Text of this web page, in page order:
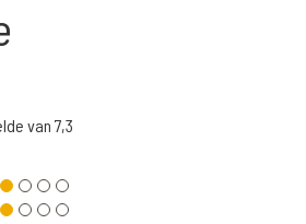
van 7,3